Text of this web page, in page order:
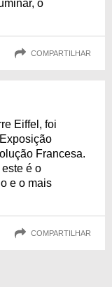
o
COMPARTILHAR
Eiffel, foi
Francesa.
é o
e o mais
COMPARTILHAR